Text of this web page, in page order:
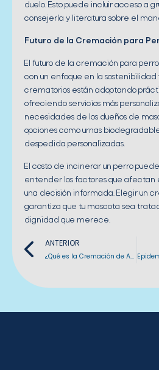
duelo. Esto puede incluir acceso a
consejería y literatura sobre el
Futuro de la Cremación para
El futuro de la cremación para
con un enfoque en la sostenibilidad
crematorios están adoptando
ofreciendo servicios más
necesidades de los dueños de
opciones como urnas
despedida personalizadas.
El costo de incinerar un perro
entender los factores que afectan
una decisión informada. Elegir un
garantiza que tu mascota sea
dignidad que merece.
Previo
ANTERIOR
¿Qué es la Cremación de Animales?